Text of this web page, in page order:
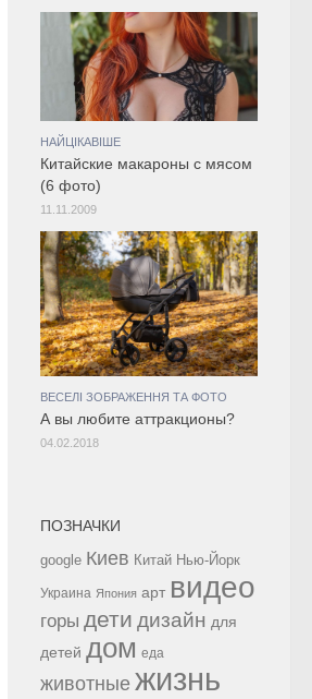
НАЙЦІКАВІШЕ
Китайские макароны с мясом
(6 фото)
11.11.2009
ВЕСЕЛІ ЗОБРАЖЕННЯ ТА ФОТО
А вы любите аттракционы?
04.02.2018
ПОЗНАЧКИ
google Киев Китай Нью-Йорк
Украина Япония арт видео
горы дети дизайн для
детей дом еда
животные жизнь